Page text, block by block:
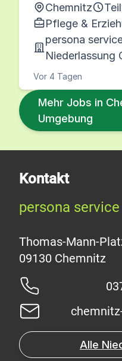
Chemnitz
Pflege &
persona
Niederlassung
Vor 4 Tagen
Mehr Jobs in
Umgebung
Kontakt
persona
Thomas-Mann-
Alle